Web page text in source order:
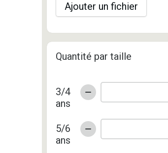
Ajouter un fichier
Quantité par taille
3/4
ans
5/6
ans